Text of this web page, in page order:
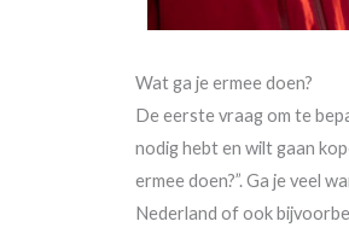
Wat ga je ermee doen?
De eerste vraag om te
nodig hebt en wilt gaan
ermee doen?”. Ga je veel
Nederland of ook